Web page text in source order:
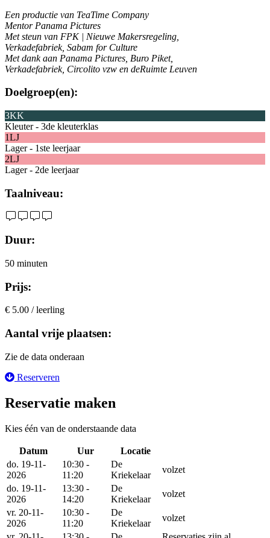
Een productie van TeaTime Company
Mentor Panama Pictures
Met steun van FPK | Nieuwe Makersregeling,
Verkadefabriek, Sabam for Culture
Met dank aan Panama Pictures, Buro Piket,
Verkadefabriek, Circolito vzw en deRuimte Leuven
Doelgroep(en):
3KK
Kleuter - 3de kleuterklas
1LJ
Lager - 1ste leerjaar
2LJ
Lager - 2de leerjaar
Taalniveau:
Duur:
50 minuten
Prijs:
€ 5.00 / leerling
Aantal vrije plaatsen:
Zie de data onderaan
Reserveren
Reservatie maken
Kies één van de onderstaande data
Datum Uur Locatie
do. 19-11-
2026
10:30 -
11:20
De
Kriekelaar
volzet
do. 19-11-
2026
13:30 -
14:20
De
Kriekelaar
volzet
vr. 20-11-
2026
10:30 -
11:20
De
Kriekelaar
volzet